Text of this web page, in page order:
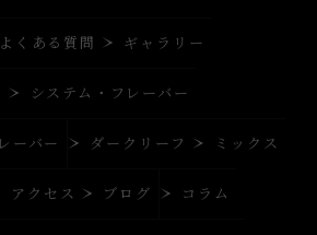
よくある質問 ギャラリー
システム・フレーバー
ーバー ダークリーフ ミックス
アクセス ブログ コラム